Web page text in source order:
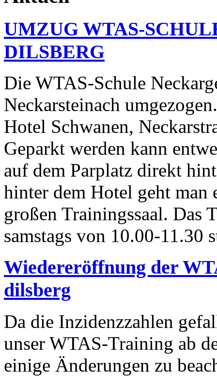
UMZUG WTAS-
DILSBERG
Die WTAS-Schule
Neckarsteinach
Hotel Schwanen,
Geparkt werden kann
auf dem Parplatz direkt
hinter dem Hotel geht
großen Trainingssaal.
samstags von 10.00-11.30
Wiedereröffnung der
dilsberg
Da die Inzidenzzahlen
unser WTAS-Training ab
einige Änderungen zu